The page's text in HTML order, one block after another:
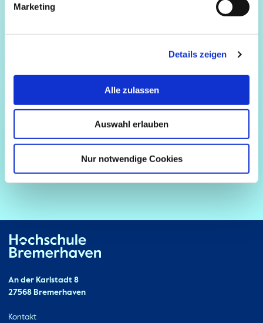
Marketing
Details zeigen
Alle zulassen
Auswahl erlauben
Nur notwendige Cookies
Kontakt
An der Karlstadt 8
27568 Bremerhaven
Ressourcen
Kontakt